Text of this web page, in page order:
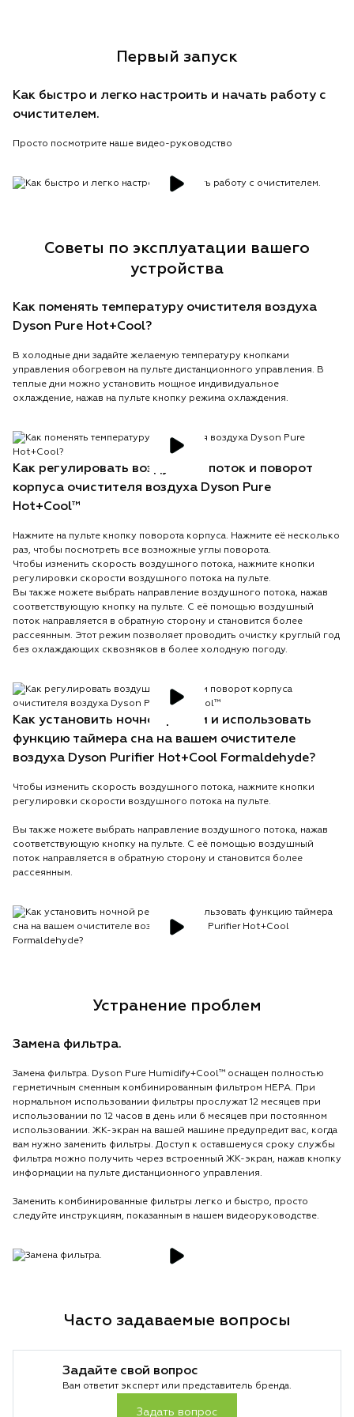
Первый запуск
Как быстро и легко настроить и начать работу с
очистителем.
Просто посмотрите наше видео-руководство
Советы по эксплуатации вашего
устройства
Как поменять температуру очистителя воздуха
Dyson Pure Hot+Cool?
В холодные дни задайте желаемую температуру кнопками
управления обогревом на пульте дистанционного управления. В
теплые дни можно установить мощное индивидуальное
охлаждение, нажав на пульте кнопку режима охлаждения.
Как регулировать воздушный поток и поворот
корпуса очистителя воздуха Dyson Pure
Hot+Cool™
Нажмите на пульте кнопку поворота корпуса. Нажмите её несколько
раз, чтобы посмотреть все возможные углы поворота.
Чтобы изменить скорость воздушного потока, нажмите кнопки
регулировки скорости воздушного потока на пульте.
Вы также можете выбрать направление воздушного потока, нажав
соответствующую кнопку на пульте. С её помощью воздушный
поток направляется в обратную сторону и становится более
рассеянным. Этот режим позволяет проводить очистку круглый год
без охлаждающих сквозняков в более холодную погоду.
Как установить ночной режим и использовать
функцию таймера сна на вашем очистителе
воздуха Dyson Purifier Hot+Cool Formaldehyde?
Чтобы изменить скорость воздушного потока, нажмите кнопки
регулировки скорости воздушного потока на пульте.
Вы также можете выбрать направление воздушного потока, нажав
соответствующую кнопку на пульте. С её помощью воздушный
поток направляется в обратную сторону и становится более
рассеянным.
Устранение проблем
Замена фильтра.
Замена фильтра. Dyson Pure Humidify+Cool™ оснащен полностью
герметичным сменным комбинированным фильтром HEPA. При
нормальном использовании фильтры прослужат 12 месяцев при
использовании по 12 часов в день или 6 месяцев при постоянном
использовании. ЖК-экран на вашей машине предупредит вас, когда
вам нужно заменить фильтры. Доступ к оставшемуся сроку службы
фильтра можно получить через встроенный ЖК-экран, нажав кнопку
информации на пульте дистанционного управления.
Заменить комбинированные фильтры легко и быстро, просто
следуйте инструкциям, показанным в нашем видеоруководстве.
Часто задаваемые вопросы
Задайте свой вопрос
Вам ответит эксперт или представитель бренда.
Задать вопрос